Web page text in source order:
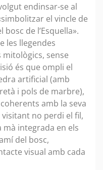
endinsar-se al
el vincle de
de l’Esquella».
les llegendes
sense
és que ompli el
artificial (amb
i pols de marbre),
amb la seva
no perdi el fil,
integrada en els
del bosc,
visual amb cada